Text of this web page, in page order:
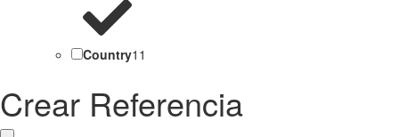
Country11
Crear Referencia